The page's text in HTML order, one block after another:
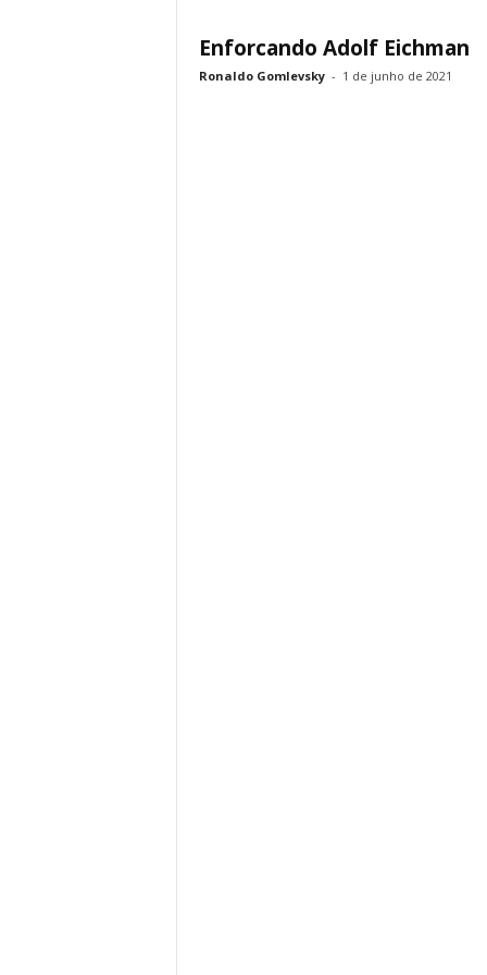
Enforcando Adolf Eichman
Ronaldo Gomlevsky - 1 de junho de 2021